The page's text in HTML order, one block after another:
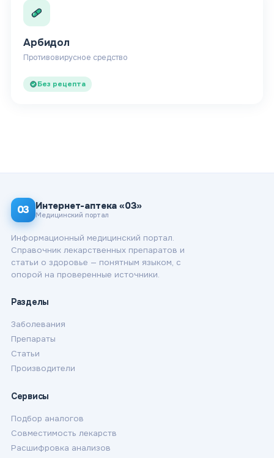
Арбидол
Противовирусное средство
Без рецепта
03 Интернет-аптека «03»
Медицинский портал
Информационный медицинский портал.
Справочник лекарственных препаратов и
статьи о здоровье — понятным языком, с
опорой на проверенные источники.
Разделы
Заболевания
Препараты
Статьи
Производители
Сервисы
Подбор аналогов
Совместимость лекарств
Расшифровка анализов